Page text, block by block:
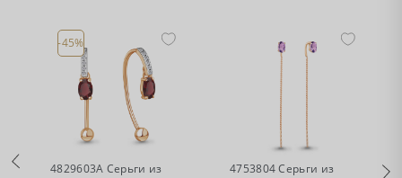
-45%
Есть в наличии
4829603А Серьги из
Нет в наличии
4753804 Серьги из